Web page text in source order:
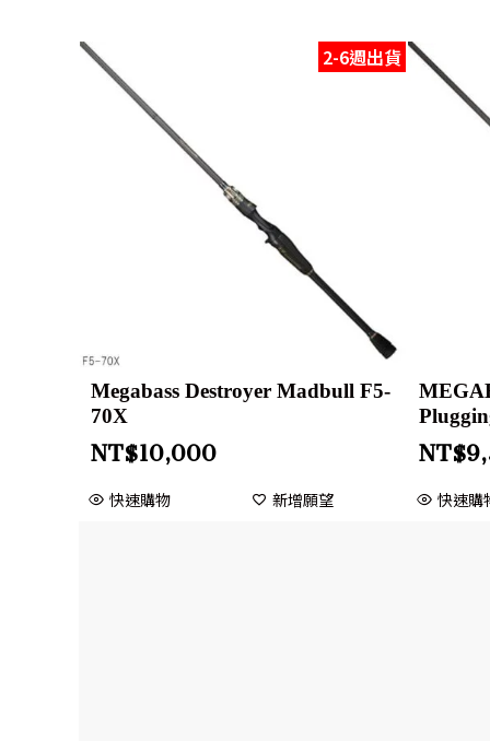
2-6週出貨
Megabass Destroyer Madbull F5-
70X
NT$10,000
快速購物 新增願望
NT$
快速購